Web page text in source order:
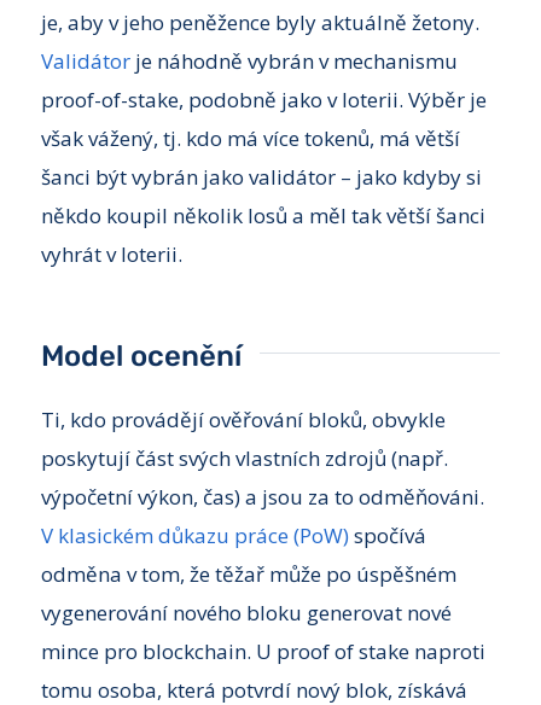
je, aby v jeho peněžence byly aktuálně žetony.
Validátorje náhodně vybrán v mechanismu
proof-of-stake, podobně jako v loterii. Výběr je
však vážený, tj. kdo má více tokenů, má větší
šanci být vybrán jako validátor – jako kdyby si
někdo koupil několik losů a měl tak větší šanci
vyhrát v loterii.
Model ocenění
Ti, kdo provádějí ověřování bloků, obvykle
poskytují část svých vlastních zdrojů (např.
výpočetní výkon, čas) a jsou za to odměňováni.
V klasickém důkazu práce (PoW)spočívá
odměna v tom, že těžař může po úspěšném
vygenerování nového bloku generovat nové
mince pro blockchain. U proof of stake naproti
tomu osoba, která potvrdí nový blok, získává